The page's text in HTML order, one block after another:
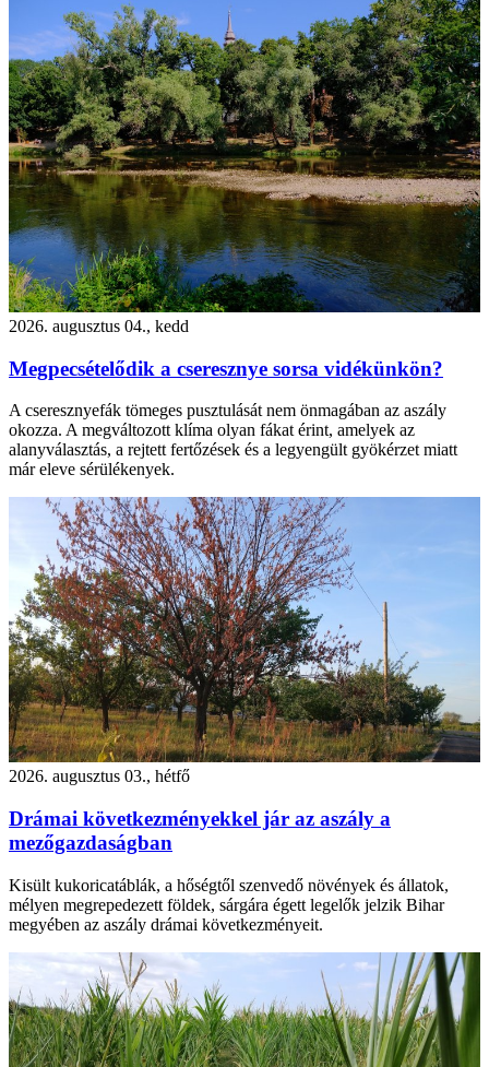
2026. augusztus 04., kedd
Megpecsételődik a cseresznye sorsa vidékünkön?
A cseresznyefák tömeges pusztulását nem önmagában az aszály
okozza. A megváltozott klíma olyan fákat érint, amelyek az
alanyválasztás, a rejtett fertőzések és a legyengült gyökérzet miatt
már eleve sérülékenyek.
2026. augusztus 03., hétfő
Drámai következményekkel jár az aszály a
mezőgazdaságban
Kisült kukoricatáblák, a hőségtől szenvedő növények és állatok,
mélyen megrepedezett földek, sárgára égett legelők jelzik Bihar
megyében az aszály drámai következményeit.